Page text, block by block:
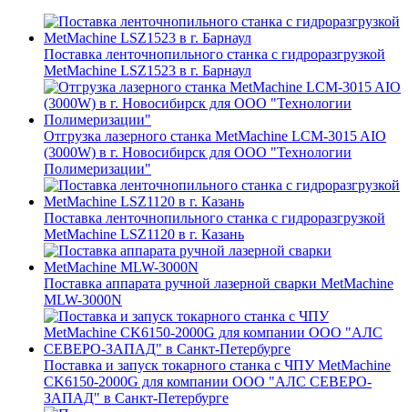
Поставка ленточнопильного станка c гидроразгрузкой
MetMachine LSZ1523 в г. Барнаул
Отгрузка лазерного станка MetMachine LCM-3015 AIO
(3000W) в г. Новосибирск для ООО "Технологии
Полимеризации"
Поставка ленточнопильного станка c гидроразгрузкой
MetMachine LSZ1120 в г. Казань
Поставка аппарата ручной лазерной сварки MetMachine
MLW-3000N
Поставка и запуск токарного станка с ЧПУ MetMachine
CK6150-2000G для компании ООО "АЛС СЕВЕРО-
ЗАПАД" в Санкт-Петербурге